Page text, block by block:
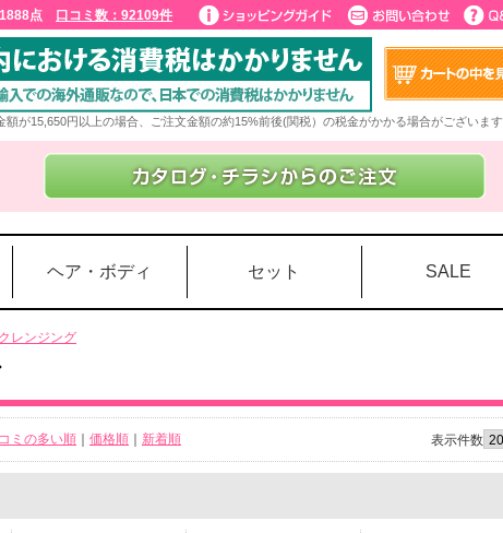
点 口コミ数：92109件
額が15,650円以上の場合、ご注文金額の約15%前後(関税）の税金がかかる場合がございます
ヘア・ボディ セット SALE
クレンジング
ミの多い順 価格順 新着順 表示件数